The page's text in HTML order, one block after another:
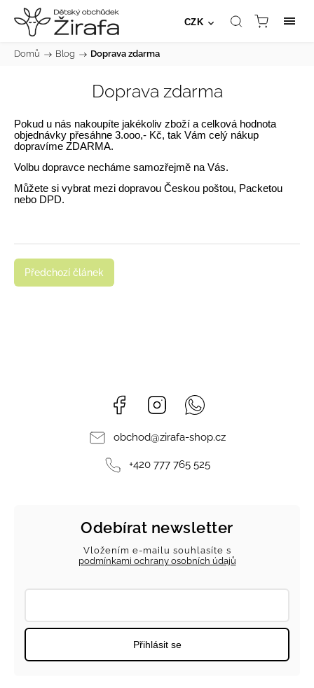
CZK
Domů / Blog / Doprava zdarma
Doprava zdarma
Pokud u nás nakoupíte jakékoliv zboží a celková hodnota
objednávky přesáhne 3.ooo,- Kč, tak Vám celý nákup
dopravíme ZDARMA.
Volbu dopravce necháme samozřejmě na Vás.
Můžete si vybrat mezi dopravou Českou poštou, Packetou
nebo DPD.
Předchozí článek
Facebook Instagram
obchod@zirafa-shop.cz
+420 777 765 525
Odebírat newsletter
Vložením e-mailu souhlasíte s
podmínkami ochrany osobních údajů
Přihlásit se